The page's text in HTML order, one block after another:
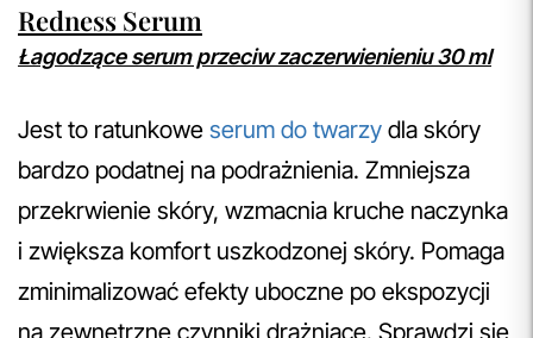
Redness Serum
Łagodzące serum przeciw zaczerwienieniu 30 ml
Jest to ratunkowe serum do twarzy dla skóry
bardzo podatnej na podrażnienia. Zmniejsza
przekrwienie skóry, wzmacnia kruche naczynka
i zwiększa komfort uszkodzonej skóry. Pomaga
zminimalizować efekty uboczne po ekspozycji
na zewnętrzne czynniki drażniące. Sprawdzi się